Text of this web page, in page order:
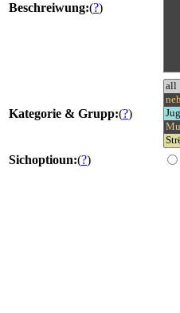
Beschreiwung:(?)
Kategorie & Grupp:(?)
Sichoptioun:(?)